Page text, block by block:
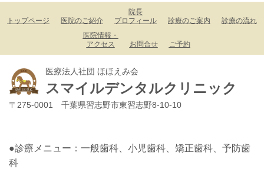
トップページ 医院のご紹介
院長
プロフィール
診療のご案内
診療の流れ
医院情報・
アクセス
お問合せ ご予約
医療法人社団 ほほえみ会
スマイルデンタルクリニック
〒275-0001 千葉県習志野市東習志野8-10-10
●診療メニュー：一般歯科、小児歯科、矯正歯科、予防歯
科